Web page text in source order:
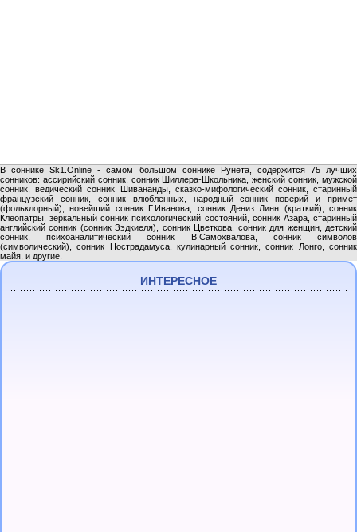
В соннике Sk1.Online - самом большом соннике Рунета, содержится 75 лучших
сонников: ассирийский сонник, сонник Шиллера-Школьника, женский сонник, мужской
сонник, ведический сонник Шивананды, сказко-мифологический сонник, старинный
французский сонник, сонник влюбленных, народный сонник поверий и примет
(фольклорный), новейший сонник Г.Иванова, сонник Дениз Линн (краткий), сонник
Клеопатры, зеркальный сонник психологический состояний, сонник Азара, старинный
английский сонник (сонник Зэдкиеля), сонник Цветкова, сонник для женщин, детский
сонник, психоаналитический сонник В.Самохвалова, сонник символов
(символический), сонник Нострадамуса, кулинарный сонник, сонник Лонго, сонник
майя, и другие.
ИНТЕРЕСНОЕ